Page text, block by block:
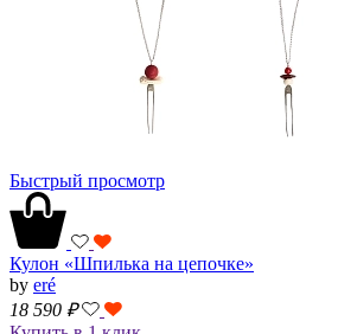
Быстрый просмотр
Кулон «Шпилька на цепочкe»
by eré
18 590 ₽